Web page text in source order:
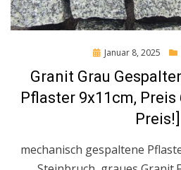
Posted
Januar 8, 2025
Granit Grau
Pflaster 9x11cm, Preis
Preis!]
mechanisch gespaltene